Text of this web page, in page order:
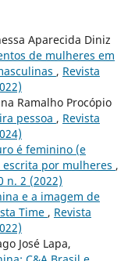
Aparecida Diniz
de mulheres em
, Revista
Ramalho Procópio
pessoa , Revista
é feminino (e
por mulheres ,
n. 2 (2022)
e a imagem de
Time , Revista
José Lapa,